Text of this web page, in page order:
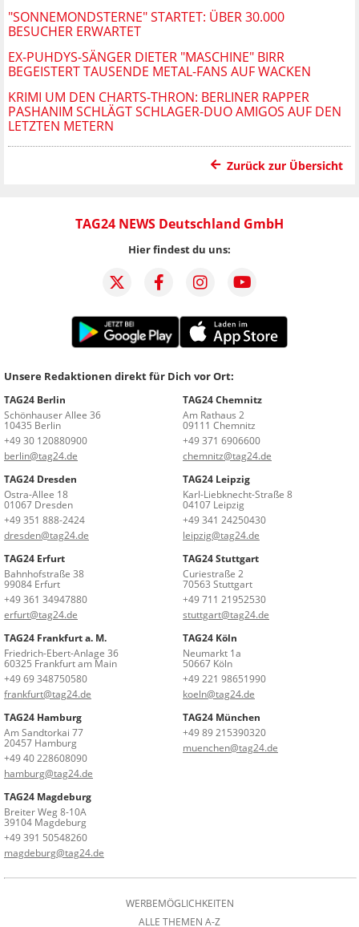
"SONNEMONDSTERNE" STARTET: ÜBER 30.000
BESUCHER ERWARTET
EX-PUHDYS-SÄNGER DIETER "MASCHINE" BIRR
BEGEISTERT TAUSENDE METAL-FANS AUF WACKEN
KRIMI UM DEN CHARTS-THRON: BERLINER RAPPER
PASHANIM SCHLÄGT SCHLAGER-DUO AMIGOS AUF DEN
LETZTEN METERN
Zurück zur Übersicht
TAG24 NEWS Deutschland GmbH
Hier findest du uns:
Unsere Redaktionen direkt für Dich vor Ort:
TAG24 Berlin
Schönhauser Allee 36
10435 Berlin
+49 30 120880900
berlin@tag24.de
TAG24 Chemnitz
Am Rathaus 2
09111 Chemnitz
+49 371 6906600
chemnitz@tag24.de
TAG24 Dresden
Ostra-Allee 18
01067 Dresden
+49 351 888-2424
dresden@tag24.de
TAG24 Leipzig
Karl-Liebknecht-Straße 8
04107 Leipzig
+49 341 24250430
leipzig@tag24.de
TAG24 Erfurt
Bahnhofstraße 38
99084 Erfurt
+49 361 34947880
erfurt@tag24.de
TAG24 Stuttgart
Curiestraße 2
70563 Stuttgart
+49 711 21952530
stuttgart@tag24.de
TAG24 Frankfurt a. M.
Friedrich-Ebert-Anlage 36
60325 Frankfurt am Main
+49 69 348750580
frankfurt@tag24.de
TAG24 Köln
Neumarkt 1a
50667 Köln
+49 221 98651990
koeln@tag24.de
TAG24 Hamburg
Am Sandtorkai 77
20457 Hamburg
+49 40 228608090
hamburg@tag24.de
TAG24 München
+49 89 215390320
muenchen@tag24.de
TAG24 Magdeburg
Breiter Weg 8-10A
39104 Magdeburg
+49 391 50548260
magdeburg@tag24.de
WERBEMÖGLICHKEITEN
ALLE THEMEN A-Z